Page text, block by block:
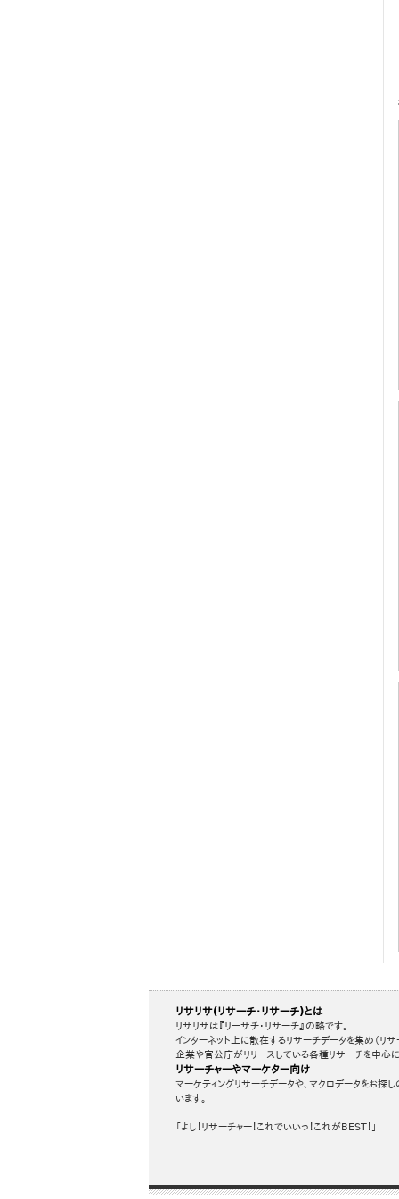
リサリサ(リサーチ・リサーチ)とは
リサリサは『リーサチ・リサーチ』の略です。
インターネット上に散在するリサーチデータを集め（リ
企業や官公庁がリリースしている各種リサーチを中心
リサーチャーやマーケター向け
マーケティングリサーチデータや、マクロデータをお探
います。
「よし！リサーチャー！これでいいっ！これがBEST！」